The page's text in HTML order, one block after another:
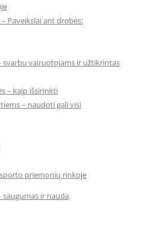
Paveikslai ant drobės:
svarbu vairuotojams ir užtikrintas
– kaip išsirinkti
– naudoti gali visi
priemonių rinkoje
ir nauda